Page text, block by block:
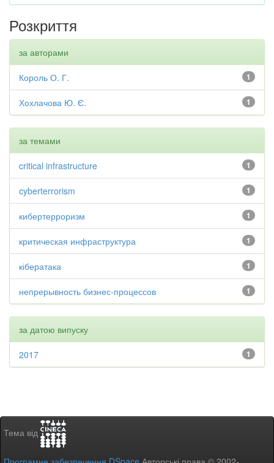
Розкриття
за авторами
1
Король О. Г.
1
Хохлачова Ю. Є.
за темами
1
critical infrastructure
1
cyberterrorism
1
кибертерроризм
1
критическая инфраструктура
1
кібератака
1
непрерывность бизнес-процессов
за датою випуску
1
2017
Тема від